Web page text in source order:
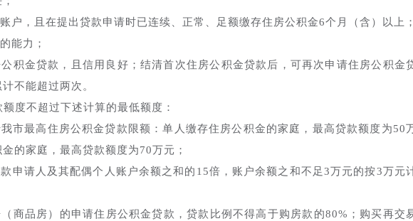
户，且在提出贷款申请时已连续、正常、足额缴存住房公积金6个月（含）以上；
能力；
公积金贷款，且信用良好；结清首次住房公积金贷款后，可再次申请住房公积金
不能超过两次。
度不超过下述计算的最低额度：
我市最高住房公积金贷款限额：单人缴存住房公积金的家庭，最高贷款额度为50
的家庭，最高贷款额度为70万元；
款申请人及其配偶个人账户余额之和的15倍，账户余额之和不足3万元的按3万元
（商品房）的申请住房公积金贷款，贷款比例不得高于购房款的80%；购买再交